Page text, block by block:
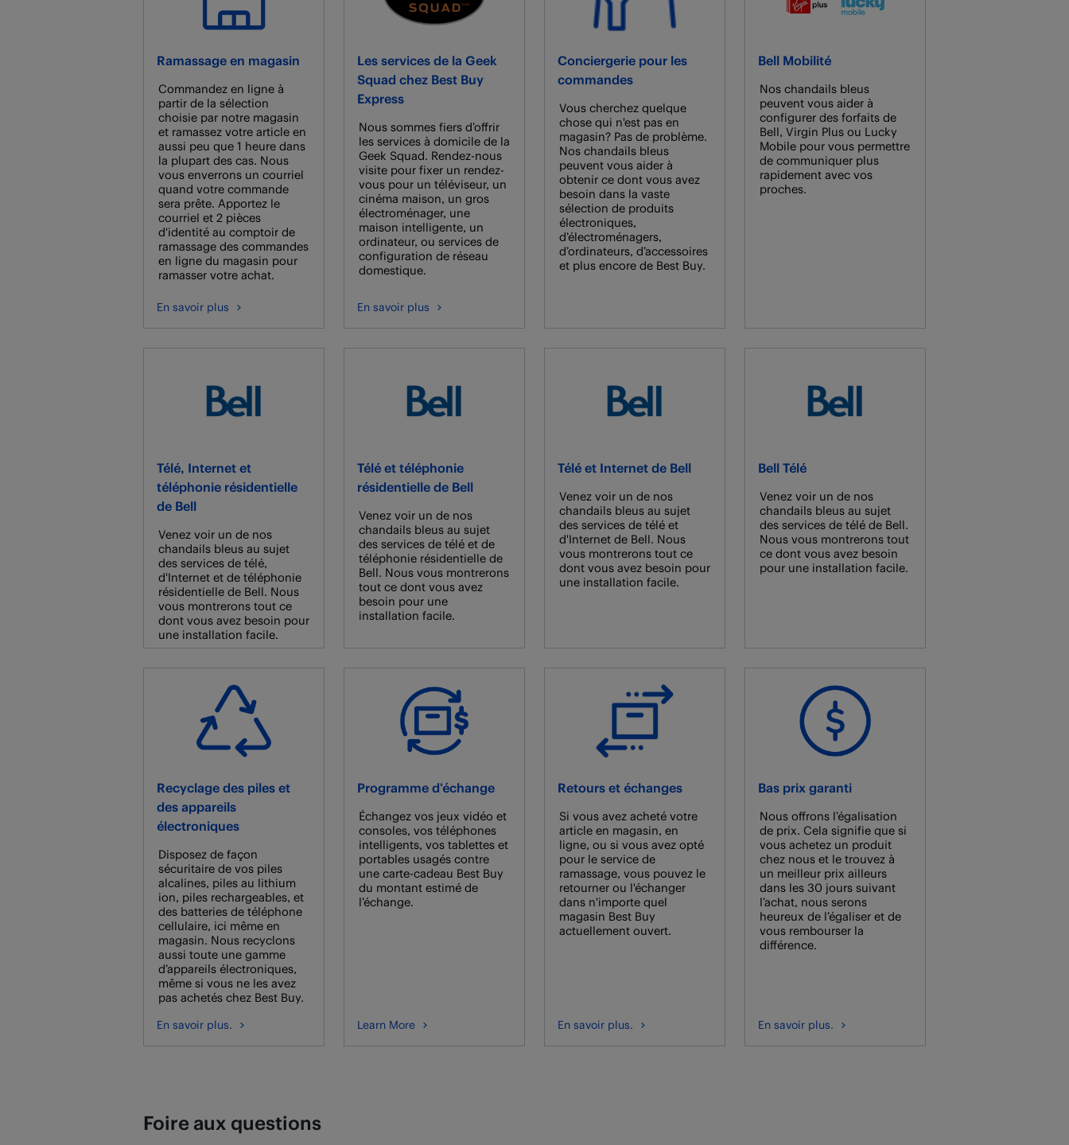
Ramassage en magasin
Commandez en ligne à
partir de la sélection
choisie par notre magasin
et ramassez votre article en
aussi peu que 1 heure dans
la plupart des cas. Nous
vous enverrons un courriel
quand votre commande
sera prête. Apportez le
courriel et 2 pièces
d'identité au comptoir de
ramassage des commandes
en ligne du magasin pour
ramasser votre achat.
En savoir plus
Les services de la Geek
Squad chez Best Buy
Express
Nous sommes fiers d’offrir
les services à domicile de la
Geek Squad. Rendez-nous
visite pour fixer un rendez-
vous pour un téléviseur, un
cinéma maison, un gros
électroménager, une
maison intelligente, un
ordinateur, ou services de
configuration de réseau
domestique.
En savoir plus
Conciergerie pour les
commandes
Vous cherchez quelque
chose qui n'est pas en
magasin? Pas de problème.
Nos chandails bleus
peuvent vous aider à
obtenir ce dont vous avez
besoin dans la vaste
sélection de produits
électroniques,
d’électroménagers,
d’ordinateurs, d’accessoires
et plus encore de Best Buy.
Bell Mobilité
Nos chandails bleus
peuvent vous aider à
configurer des forfaits de
Bell, Virgin Plus ou Lucky
Mobile pour vous permettre
de communiquer plus
rapidement avec vos
proches.
Télé, Internet et
téléphonie résidentielle
de Bell
Venez voir un de nos
chandails bleus au sujet
des services de télé,
d'Internet et de téléphonie
résidentielle de Bell. Nous
vous montrerons tout ce
dont vous avez besoin pour
une installation facile.
Télé et téléphonie
résidentielle de Bell
Venez voir un de nos
chandails bleus au sujet
des services de télé et de
téléphonie résidentielle de
Bell. Nous vous montrerons
tout ce dont vous avez
besoin pour une
installation facile.
Télé et Internet de Bell
Venez voir un de nos
chandails bleus au sujet
des services de télé et
d'Internet de Bell. Nous
vous montrerons tout ce
dont vous avez besoin pour
une installation facile.
Bell Télé
Venez voir un de nos
chandails bleus au sujet
des services de télé de Bell.
Nous vous montrerons tout
ce dont vous avez besoin
pour une installation facile.
Recyclage des piles et
des appareils
électroniques
Disposez de façon
sécuritaire de vos piles
alcalines, piles au lithium
ion, piles rechargeables, et
des batteries de téléphone
cellulaire, ici même en
magasin. Nous recyclons
aussi toute une gamme
d’appareils électroniques,
même si vous ne les avez
pas achetés chez Best Buy.
En savoir plus.
Programme d’échange
Échangez vos jeux vidéo et
consoles, vos téléphones
intelligents, vos tablettes et
portables usagés contre
une carte-cadeau Best Buy
du montant estimé de
l’échange.
Learn More
Retours et échanges
Si vous avez acheté votre
article en magasin, en
ligne, ou si vous avez opté
pour le service de
ramassage, vous pouvez le
retourner ou l'échanger
dans n'importe quel
magasin Best Buy
actuellement ouvert.
En savoir plus.
Bas prix garanti
Nous offrons l’égalisation
de prix. Cela signifie que si
vous achetez un produit
chez nous et le trouvez à
un meilleur prix ailleurs
dans les 30 jours suivant
l’achat, nous serons
heureux de l’égaliser et de
vous rembourser la
différence.
En savoir plus.
Foire aux questions